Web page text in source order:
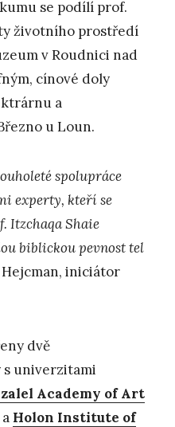
se podílí prof.
životního prostředí
v Roudnici nad
cínové doly
a
u Loun.
spolupráce
experty, kteří se
Itzchaqa Shaie
biblickou pevnost tel
Hejcman, iniciátor
dvě
univerzitami
Academy of Art
a Holon Institute of